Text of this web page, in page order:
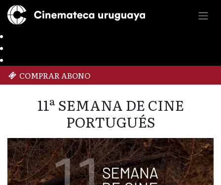
COMPRAR ABONO
11ª SEMANA DE CINE
PORTUGUÉS